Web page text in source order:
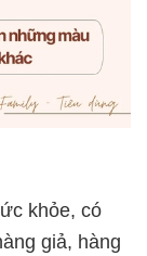
khỏe, có
giả, hàng